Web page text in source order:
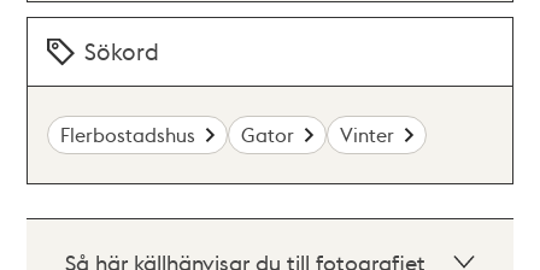
Sökord
Flerbostadshus Gator Vinter
Så här källhänvisar du till fotografiet